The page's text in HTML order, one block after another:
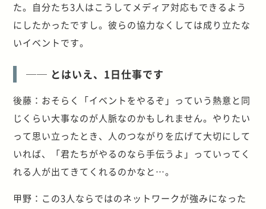
た。自分たち3人はこうしてメディア対応もできるよう
にしたかったですし。彼らの協力なくしては成り立たな
いイベントです。
── とはいえ、1日仕事です
後藤：おそらく「イベントをやるぞ」っていう熱意と同
じくらい大事なのが人脈なのかもしれません。やりたい
って思い立ったとき、人のつながりを広げて大切にして
いれば、「君たちがやるのなら手伝うよ」っていってく
れる人が出てきてくれるのかなと…。
甲野：この3人ならではのネットワークが強みになった